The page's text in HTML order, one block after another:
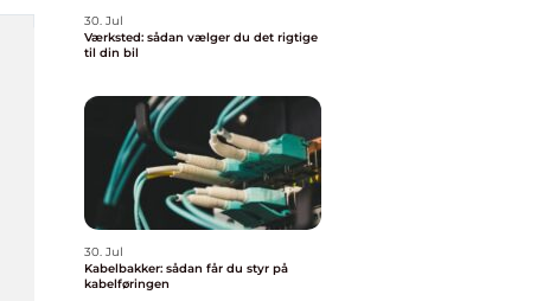
30. Jul
Værksted: sådan vælger du det rigtige
til din bil
30. Jul
Kabelbakker: sådan får du styr på
kabelføringen